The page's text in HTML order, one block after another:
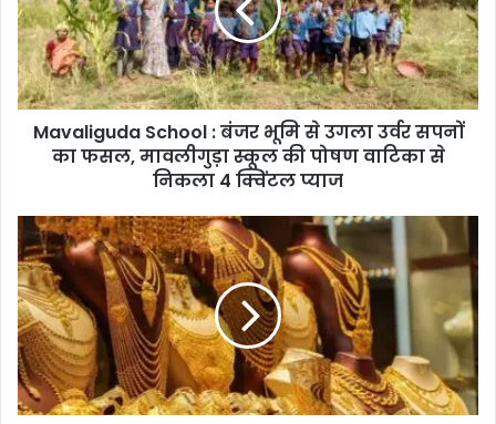
भूमि
से
उगला
उर्वर
सपनों
पोषण
वाटिका
से
निकला
4
क्विंटल
प्याज
Mavaliguda School : बंजर भूमि से उगला उर्वर सपनों
का फसल, मावलीगुड़ा स्कूल की पोषण वाटिका से
निकला 4 क्विंटल प्याज
Gold
Rate
:
चढ़ता
ही
जा
रहा
सोना!
हफ्तेभर